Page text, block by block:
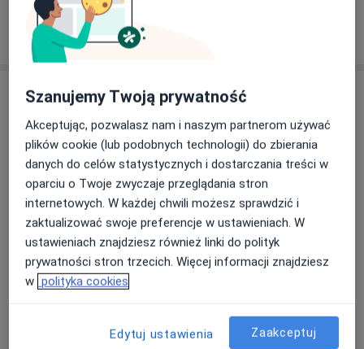
W jaki sposób ustalane są ceny?
Adresy (2)
Adres 1 Adres 2
Centrum Lekarskie Alfa
Gustawa Morcinka 16B, Skoczów
Powiększ mapęotwiera się w nowej karcie
W tym gabinecie nie można umawiać wizyt przez
Szanujemy Twoją prywatność
Akceptując, pozwalasz nam i naszym partnerom używać
plików cookie (lub podobnych technologii) do zbierania
danych do celów statystycznych i dostarczania treści w
oparciu o Twoje zwyczaje przeglądania stron
internetowych. W każdej chwili możesz sprawdzić i
zaktualizować swoje preferencje w ustawieniach. W
ustawieniach znajdziesz również linki do polityk
prywatności stron trzecich. Więcej informacji znajdziesz
w polityka cookies
Edytuj ustawienia Zaakceptuj